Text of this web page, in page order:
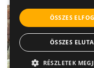
ÖSSZES
ÖSSZES
RÉSZLETEK